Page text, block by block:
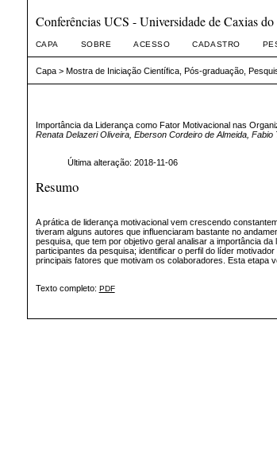
Conferências UCS - Universidade de Caxias
CAPA SOBRE ACESSO CADASTRO
Capa> Mostra de Iniciação Científica, Pós-graduação,
Importância da Liderança como Fator Motivacional nas
Renata Delazeri Oliveira, Eberson Cordeiro de Almeida,
Última alteração: 2018-11-06
Resumo
A prática de liderança motivacional vem crescendo
tiveram alguns autores que influenciaram bastante no
pesquisa, que tem por objetivo geral analisar a importância
participantes da pesquisa; identificar o perfil do líder
principais fatores que motivam os colaboradores. Esta etapa
Texto completo: PDF